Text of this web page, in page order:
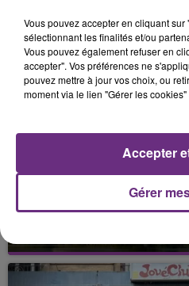
FIL D'ACTU
LA CENTRALE
Cela fait déjà une
nucléaire ardennaise est
Vous pouvez accepter en cliquant
sélectionnant les finalités et/ou
Vous pouvez également refuser en
accepter". Vos préférences ne
pouvez mettre à jour vos choix, ou
moment via le lien "Gérer les
Gérer
Accepter